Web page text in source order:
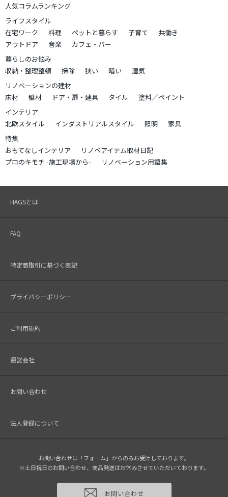
人気コラムランキング
ライフスタイル
在宅ワーク
料理 ペットと暮らす 子育て
共働き
アウトドア
音楽
カフェ・バー
暮らしのお悩み
収納・整理整頓
掃除 狭い 暗い
湿気
リノベーションの建材
床材
壁材 ドア・扉・建具 タイル
塗料／ペイント
インテリア
北欧スタイル
インダストリアルスタイル 照明
家具
特集
おもてなしインテリア
リノベアイテム取材日記
プロのキモチ -施工現場から-
リノベーション用語集
HAGSとは
FAQ
特定商取引に基づく表記
プライバシーポリシー
ご利用規約
運営会社
お問い合わせ
法人登録について
お問い合わせは「フォーム」からのみお受けしております。
※土日祝日のお問い合わせ、商品発送はお休みさせていただいております。
お問い合わせ